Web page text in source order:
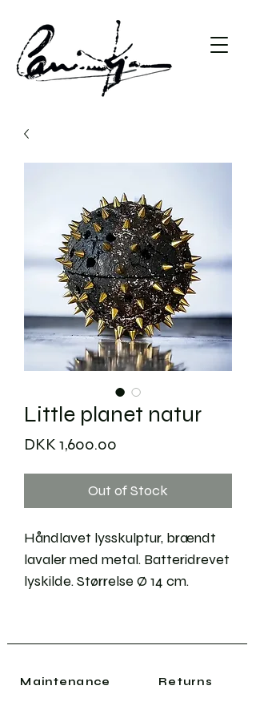
Little planet natur
DKK 1,600.00
Out of Stock
Håndlavet lysskulptur, brændt
lavaler med metal. Batteridrevet
lyskilde. Størrelse Ø 14 cm.
Maintenance Returns